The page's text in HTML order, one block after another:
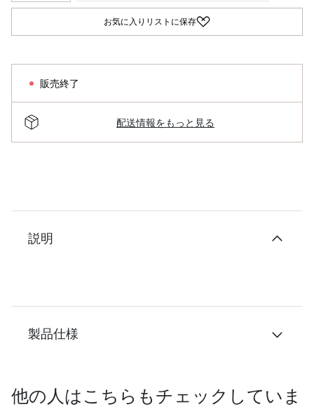
お気に入りリストに保存
販売終了
配送情報をもっと見る
説明
製品仕様
他の人はこちらもチェックしていま